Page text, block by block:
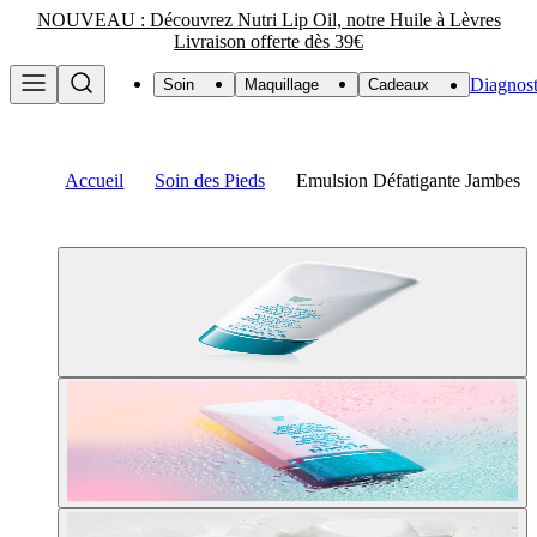
NOUVEAU : Découvrez Nutri Lip Oil, notre Huile à Lèvres
Livraison offerte dès 39€
Soin Maquillage Cadeaux
Accueil Soin des Pieds Emulsion Défatigante Jambes